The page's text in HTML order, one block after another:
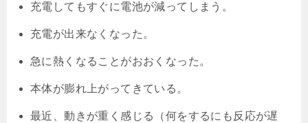
充電してもすぐに電池が減ってしまう。
充電が出来なくなった。
急に熱くなることがおおくなった。
本体が膨れ上がってきている。
最近、動きが重く感じる（何をするにも反応が遅